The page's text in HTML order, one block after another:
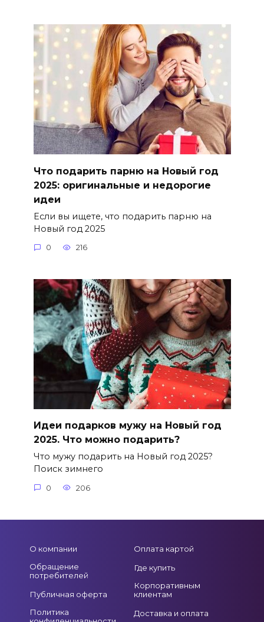
Что подарить парню на Новый год
2025: оригинальные и недорогие
идеи
Если вы ищете, что подарить парню на
Новый год 2025
0 216
Идеи подарков мужу на Новый год
2025. Что можно подарить?
Что мужу подарить на Новый год 2025?
Поиск зимнего
0 206
О компании
Обращение
потребителей
Публичная оферта
Политика
Оплата картой
Где купить
Корпоративным
клиентам
Доставка и оплата